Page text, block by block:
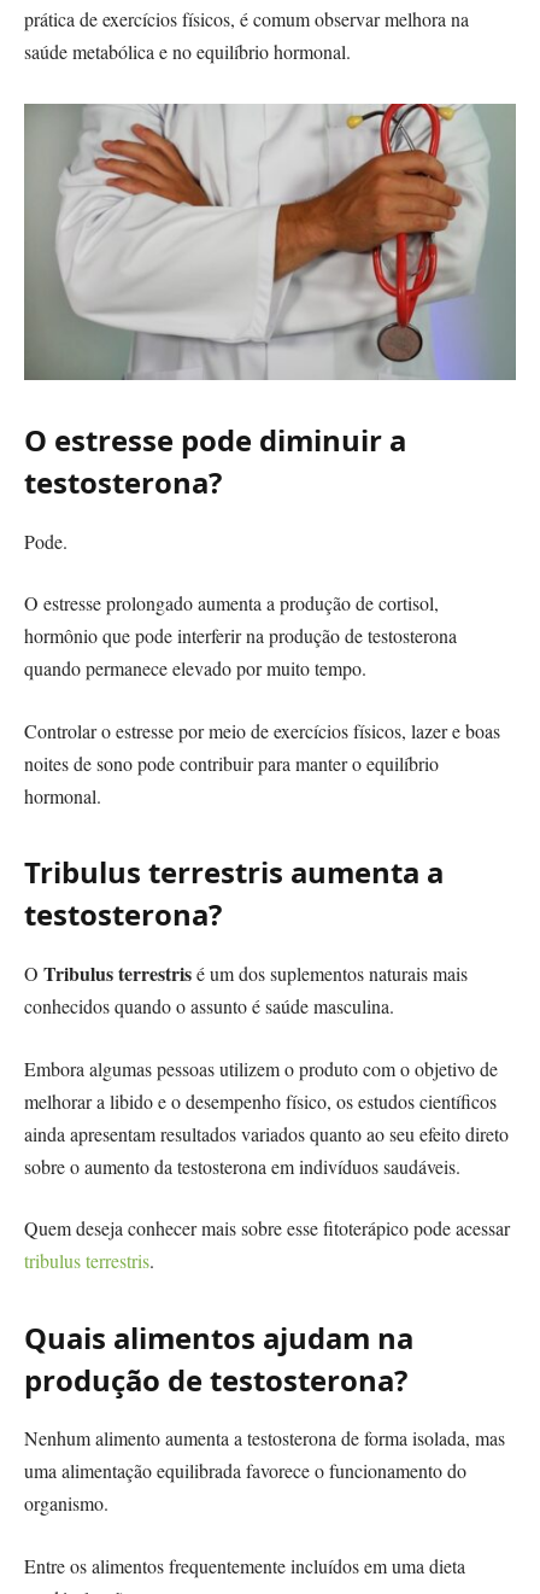
prática de exercícios físicos, é comum observar melhora na
saúde metabólica e no equilíbrio hormonal.
O estresse pode diminuir a
testosterona?
Pode.
O estresse prolongado aumenta a produção de cortisol,
hormônio que pode interferir na produção de testosterona
quando permanece elevado por muito tempo.
Controlar o estresse por meio de exercícios físicos, lazer e boas
noites de sono pode contribuir para manter o equilíbrio
hormonal.
Tribulus terrestris aumenta a
testosterona?
O Tribulus terrestrisé um dos suplementos naturais mais
conhecidos quando o assunto é saúde masculina.
Embora algumas pessoas utilizem o produto com o objetivo de
melhorar a libido e o desempenho físico, os estudos científicos
ainda apresentam resultados variados quanto ao seu efeito direto
sobre o aumento da testosterona em indivíduos saudáveis.
Quem deseja conhecer mais sobre esse fitoterápico pode acessar
tribulus terrestris.
Quais alimentos ajudam na
produção de testosterona?
Nenhum alimento aumenta a testosterona de forma isolada, mas
uma alimentação equilibrada favorece o funcionamento do
organismo.
Entre os alimentos frequentemente incluídos em uma dieta